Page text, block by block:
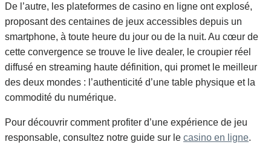
De l’autre, les plateformes de casino en ligne ont explosé,
proposant des centaines de jeux accessibles depuis un
smartphone, à toute heure du jour ou de la nuit. Au cœur de
cette convergence se trouve le live dealer, le croupier réel
diffusé en streaming haute définition, qui promet le meilleur
des deux mondes : l’authenticité d’une table physique et la
commodité du numérique.
Pour découvrir comment profiter d’une expérience de jeu
responsable, consultez notre guide sur le casino en ligne.